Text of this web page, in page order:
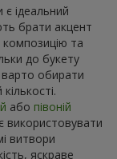
ідеальний
брати акцент
та
до букету
варто обирати
або півоній
використовувати
витвори
яскраве